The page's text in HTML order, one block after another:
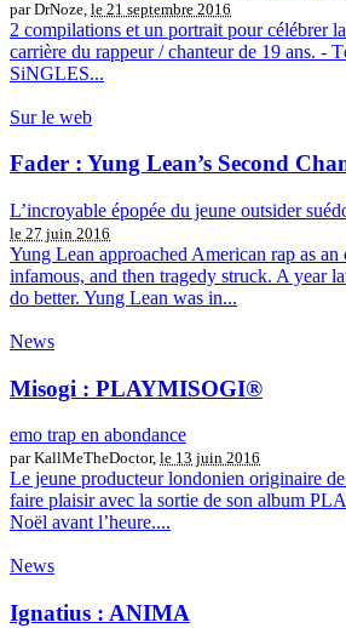
par DrNoze, le 21 septembre 2016
2 compilations et un portrait pour célébrer
carrière du rappeur / chanteur de 19 ans. -
SiNGLES...
Sur le web
Fader : Yung Lean’s Second
L’incroyable épopée du jeune outsider
le 27 juin 2016
Yung Lean approached American rap as an
infamous, and then tragedy struck. A year
do better. Yung Lean was in...
News
Misogi : PLAYMISOGI®
emo trap en abondance
par KallMeTheDoctor, le 13 juin 2016
Le jeune producteur londonien originaire
faire plaisir avec la sortie de son album
Noël avant l’heure....
News
Ignatius : ANIMA